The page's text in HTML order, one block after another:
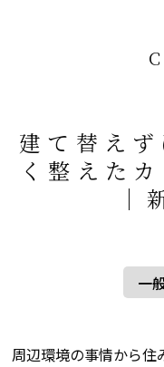
建て替え
く整えた
│
一
周辺環境の事情から住